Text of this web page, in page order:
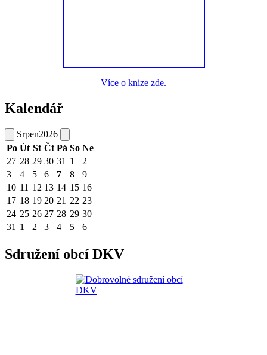
Více o knize zde.
Kalendář
Srpen2026
Po Út St Čt Pá So Ne
27 28 29 30 31 1
2
3
4 5 6 7 8
9
10 11 12 13 14 15 16
17 18 19 20 21 22 23
24 25 26 27 28 29 30
31 1 2 3 4 5 6
Sdružení obcí DKV